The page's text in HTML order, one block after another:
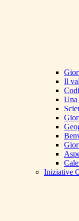
Il
Una
Iniziative